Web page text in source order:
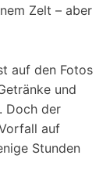
Zelt – aber
auf den Fotos
und
Doch der
auf
Stunden